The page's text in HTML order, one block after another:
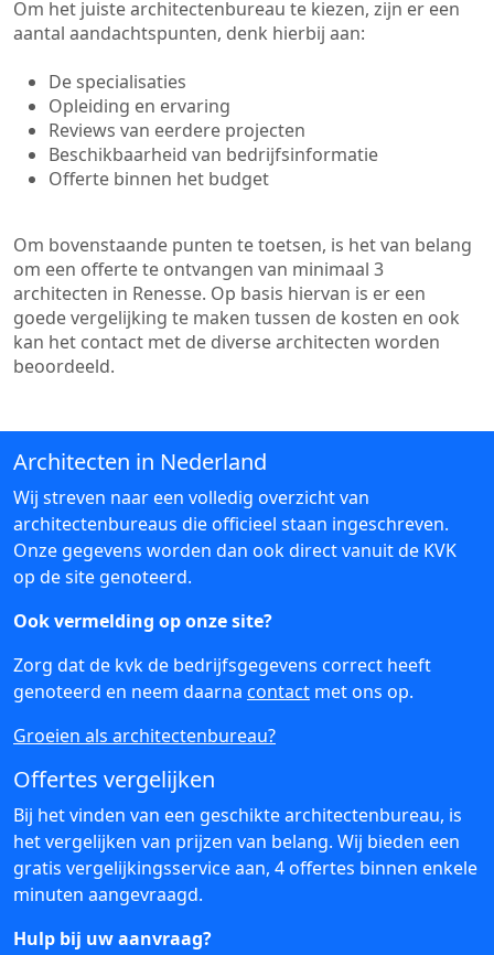
Om het juiste architectenbureau te kiezen, zijn er een
aantal aandachtspunten, denk hierbij aan:
De specialisaties
Opleiding en ervaring
Reviews van eerdere projecten
Beschikbaarheid van bedrijfsinformatie
Offerte binnen het budget
Om bovenstaande punten te toetsen, is het van belang
om een offerte te ontvangen van minimaal 3
architecten in Renesse. Op basis hiervan is er een
goede vergelijking te maken tussen de kosten en ook
kan het contact met de diverse architecten worden
beoordeeld.
Architecten in Nederland
Wij streven naar een volledig overzicht van
architectenbureaus die officieel staan ingeschreven.
Onze gegevens worden dan ook direct vanuit de KVK
op de site genoteerd.
Ook vermelding op onze site?
Zorg dat de kvk de bedrijfsgegevens correct heeft
genoteerd en neem daarna contact met ons op.
Groeien als architectenbureau?
Offertes vergelijken
Bij het vinden van een geschikte architectenbureau, is
het vergelijken van prijzen van belang. Wij bieden een
gratis vergelijkingsservice aan, 4 offertes binnen enkele
minuten aangevraagd.
Hulp bij uw aanvraag?